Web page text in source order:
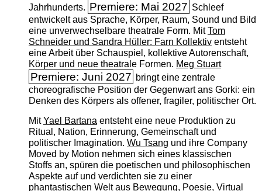
Jahrhunderts. Premiere: Mai 2027 Schleef
entwickelt aus Sprache, Körper, Raum, Sound und Bild
eine unverwechselbare theatrale Form. MitTom
Schneider und Sandra Hüller: Farn Kollektiventsteht
eine Arbeit über Schauspiel, kollektive Autorenschaft,
Körper und neue theatrale Formen. Meg Stuart
Premiere: Juni 2027 bringt eine zentrale
choreografische Position der Gegenwart ans Gorki: ein
Denken des Körpers als offener, fragiler, politischer Ort.
MitYael Bartanaentsteht eine neue Produktion zu
Ritual, Nation, Erinnerung, Gemeinschaft und
politischer Imagination. Wu Tsang und ihre Company
Moved by Motion nehmen sich eines klassischen
Stoffs an, spüren die poetischen und philosophischen
Aspekte auf und verdichten sie zu einer
phantastischen Welt aus Bewegung, Poesie, Virtual